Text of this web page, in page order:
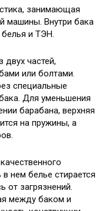
занимающая
машины. Внутри бака
и ТЭН.
двух частей,
или болтами.
специальные
Для уменьшения
барабана, верхняя
на пружины, а
нем белье стирается
от загрязнений.
между баком и